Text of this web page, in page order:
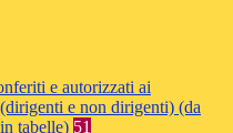
e autorizzati ai
e non dirigenti) (da
tabelle) 51